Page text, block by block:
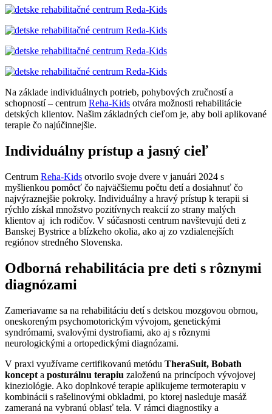
Na základe individuálnych potrieb, pohybových zručností a
schopností – centrum Reha-Kids otvára možnosti rehabilitácie
detských klientov. Našim základných cieľom je, aby boli aplikované
terapie čo najúčinnejšie.
Individuálny prístup a jasný cieľ
Centrum Reha-Kids otvorilo svoje dvere v januári 2024 s
myšlienkou pomôcť čo najväčšiemu počtu detí a dosiahnuť čo
najvýraznejšie pokroky. Individuálny a hravý prístup k terapii si
rýchlo získal množstvo pozitívnych reakcií zo strany malých
klientov aj ich rodičov. V súčasnosti centrum navštevujú deti z
Banskej Bystrice a blízkeho okolia, ako aj zo vzdialenejších
regiónov stredného Slovenska.
Odborná rehabilitácia pre deti s rôznymi
diagnózami
Zameriavame sa na rehabilitáciu detí s detskou mozgovou obrnou,
oneskoreným psychomotorickým vývojom, genetickými
syndrómami, svalovými dystrofiami, ako aj s rôznymi
neurologickými a ortopedickými diagnózami.
V praxi využívame certifikovanú metódu TheraSuit, Bobath
koncept a posturálnu terapiu založenú na princípoch vývojovej
kineziológie. Ako doplnkové terapie aplikujeme termoterapiu v
kombinácii s rašelinovými obkladmi, po ktorej nasleduje masáž
zameraná na vybranú oblasť tela. V rámci diagnostiky a